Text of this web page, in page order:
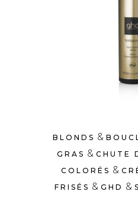
BLONDS &
GRAS & CHUTE
COLORÉS &
FRISÉS & GHD &